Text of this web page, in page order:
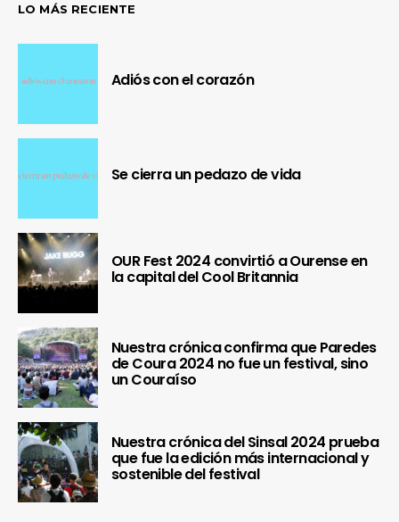
LO MÁS RECIENTE
Adiós con el corazón
Se cierra un pedazo de vida
OUR Fest 2024 convirtió a Ourense en
la capital del Cool Britannia
Nuestra crónica confirma que Paredes
de Coura 2024 no fue un festival, sino
un Couraíso
Nuestra crónica del Sinsal 2024 prueba
que fue la edición más internacional y
sostenible del festival